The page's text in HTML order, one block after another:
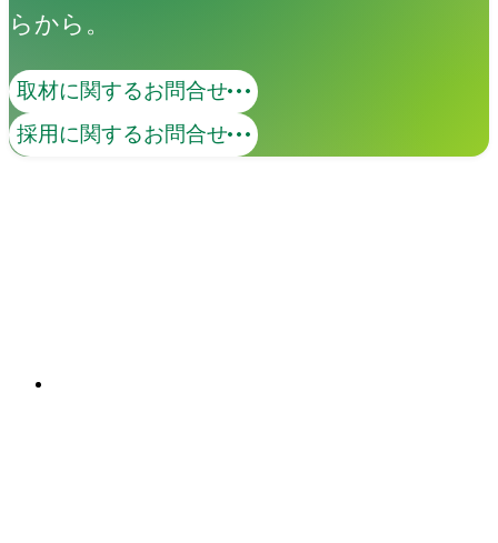
らから。
取材に関するお問合せ
採用に関するお問合せ
コンテンツマーケティング